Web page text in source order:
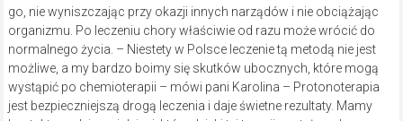
go, nie wyniszczając przy okazji innych narządów i nie obciążając
organizmu. Po leczeniu chory właściwie od razu może wrócić do
normalnego życia. – Niestety w Polsce leczenie tą metodą nie jest
możliwe, a my bardzo boimy się skutków ubocznych, które mogą
wystąpić po chemioterapii – mówi pani Karolina – Protonoterapia
jest bezpieczniejszą drogą leczenia i daje świetne rezultaty. Mamy